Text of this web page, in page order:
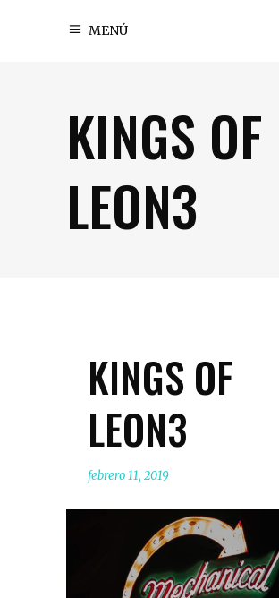
MENÚ
KINGS OF
LEON3
KINGS OF
LEON3
febrero 11, 2019